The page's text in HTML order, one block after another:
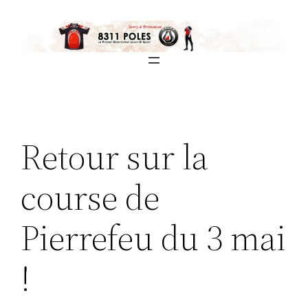
contenu
Retour sur la
course de
Pierrefeu du 3 mai
!